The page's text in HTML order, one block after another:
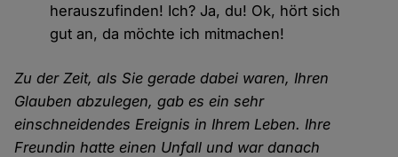
herauszufinden! Ich? Ja, du! Ok, hört sich
gut an, da möchte ich mitmachen!
Zu der Zeit, als Sie gerade dabei waren, Ihren
Glauben abzulegen, gab es ein sehr
einschneidendes Ereignis in Ihrem Leben. Ihre
Freundin hatte einen Unfall und war danach